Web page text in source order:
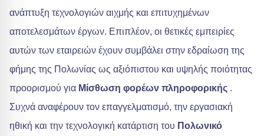
ανάπτυξη τεχνολογιών αιχμής και επιτυχημένων
αποτελεσμάτων έργων. Επιπλέον, οι θετικές εμπειρίες
αυτών των εταιρειών έχουν συμβάλει στην εδραίωση της
φήμης της Πολωνίας ως αξιόπιστου και υψηλής ποιότητας
προορισμού για Μίσθωση φορέων πληροφορικής .
Συχνά αναφέρουν τον επαγγελματισμό, την εργασιακή
ηθική και την τεχνολογική κατάρτιση του Πολωνικό